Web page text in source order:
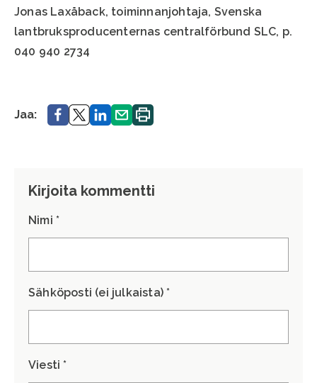
Jonas Laxåback, toiminnanjohtaja, Svenska
lantbruksproducenternas centralförbund SLC, p.
040 940 2734
Jaa: Jaa. Jaa.Jaa. Jaa. Tulosta
sivu.
Kirjoita kommentti
Nimi *
Sähköposti (ei julkaista) *
Viesti *